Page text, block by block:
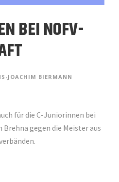
BEI NOFV-
JOACHIM BIERMANN
für die C-Juniorinnen bei
Brehna gegen die Meister aus